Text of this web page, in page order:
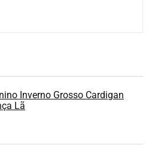
Inverno Grosso Cardigan
Lã